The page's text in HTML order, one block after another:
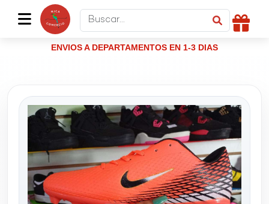
ENVIOS A DEPARTAMENTOS EN 1-3 DIAS